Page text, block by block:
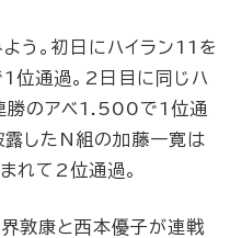
う。初日にハイラン11を
位通過。2日目に同じハ
勝のアベ1.500で1位通
露したN組の加藤一寛は
れて2位通過。
敦康と西本優子が連戦